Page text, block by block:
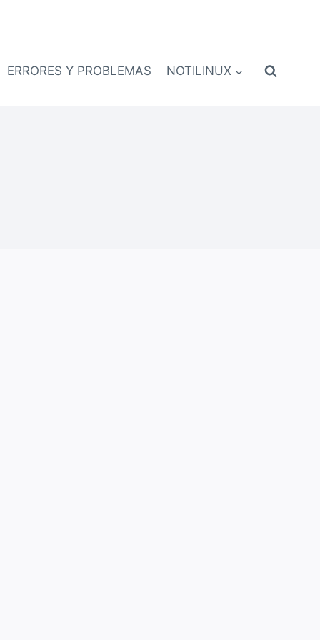
ERRORES Y PROBLEMAS NOTILINUX